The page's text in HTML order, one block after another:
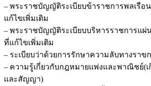
– พระราชบัญญัติระเบียบข้าราชการพลเรือน
แก้ไขเพิ่มเติม
– พระราชบัญญัติระเบียบบริหารราชการแผ่
ที่แก้ไขเพิ่มเติม
– ระเบียบว่าด้วยการรักษาความลับทางราข
– ความรู้เกี่ยวกับกฎหมายแพ่งและพาณิชย์(
และสัญญา)